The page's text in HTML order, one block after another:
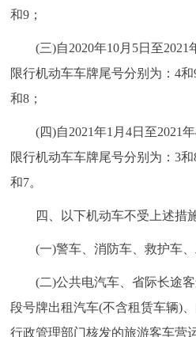
和9；
(三)自2020年10月5日至2021
限行机动车车牌尾号分别为：4
和8；
(四)自2021年1月4日至2021年
限行机动车车牌尾号分别为：3
和7。
四、以下机动车不受上述措施
(一)警车、消防车、救护车、
(二)公共电汽车、省际长途客
段号牌出租汽车(不含租赁车辆)
行政管理部门核发的旅游客车营